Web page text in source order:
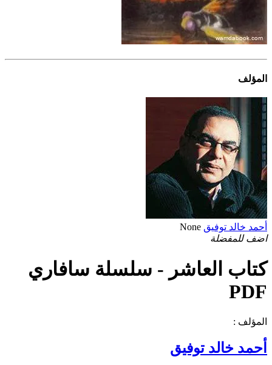
المؤلف
أحمد خالد توفيق None
اضف للمفضلة
كتاب العاشر - سلسلة سافاري
PDF
المؤلف :
أحمد خالد توفيق